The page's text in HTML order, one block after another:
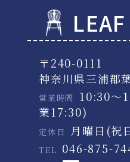
〒240-0111
神奈川県三浦郡
営業時間
10:30～
業17:30)
定休日 月曜日(祝
TEL 046-875-